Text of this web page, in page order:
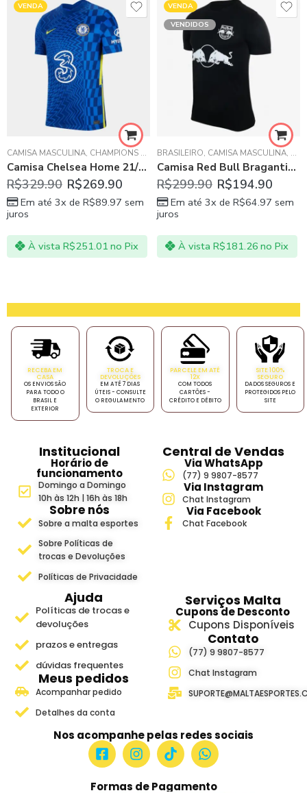
VENDA
CAMISA MASCULINA, CHAMPIONS LEAGUE ,CHELSEA FC,PREMIER LEAGUE
Camisa Chelsea Home 21/22 Masculina Azul
R$329.90 R$269.90
Em até 3x de R$89.97 sem
juros
À vista R$251.01 no Pix
VENDA
VENDIDOS
BRASILEIRO, CAMISA MASCULINA,
Camisa Red Bull Bragantino Preta II 20/21
R$299.90 R$194.90
Em até 3x de R$64.97 sem
juros
À vista R$181.26 no Pix
RECEBA EM
CASA
OS ENVIOS SÃO
PARA TODO O
BRASIL E
EXTERIOR
TROCA E
DEVOLUÇÕES
EM ATÉ 7 DIAS
ÚTEIS - CONSULTE
O REGULAMENTO
PARCELE EM ATÉ
12X
COM TODOS
CARTÕES -
CRÉDITO E DÉBITO
SITE 100%
SEGURO
DADOS SEGUROS E
PROTEGIDOS PELO
SITE
Institucional
Horário de
funcionamento
Domingo a Domingo
10h às 12h | 16h às 18h
Sobre nós
Sobre a malta esportes
Sobre Políticas de
trocas e Devoluções
Políticas de Privacidade
Central de Vendas
Via WhatsApp
(77) 9 9807-8577
Via Instagram
Chat Instagram
Via Facebook
Chat Facebook
Ajuda
Políticas de trocas e
devoluções
prazos e entregas
dúvidas frequentes
Meus pedidos
Acompanhar pedido
Detalhes da conta
Serviços Malta
Cupons de Desconto
Cupons Disponíveis
Contato
(77) 9 9807-8577
Chat Instagram
Nos acompanhe pelas redes sociais
Formas de Pagamento